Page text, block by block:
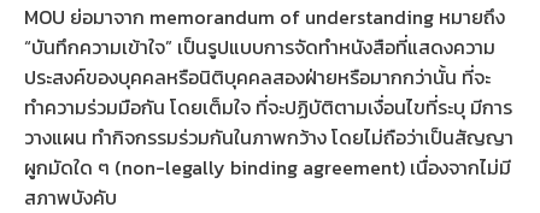
MOU ย่อมาจาก memorandum of understanding หมายถึง
“บันทึกความเข้าใจ” เป็นรูปแบบการจัดทำหนังสือที่แสดงความ
ประสงค์ของบุคคลหรือนิติบุคคลสองฝ่ายหรือมากกว่านั้น ที่จะ
ทำความร่วมมือกัน โดยเต็มใจ ที่จะปฏิบัติตามเงื่อนไขที่ระบุ มีการ
วางแผน ทำกิจกรรมร่วมกันในภาพกว้าง โดยไม่ถือว่าเป็นสัญญา
ผูกมัดใด ๆ (non-legally binding agreement) เนื่องจากไม่มี
สภาพบังคับ